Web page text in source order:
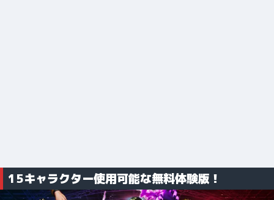
15キャラクター使用可能な無料体験版！